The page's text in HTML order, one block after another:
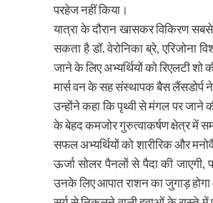
परहेज नहीं किया।
यात्रा के दौरान खासकर विकिरण
सकता है डॉ. वेरोनिका ब्रे, एरिजोना
जाने के लिए अभ्यर्थियों को रिएलटी
मार्स वन के सह संस्थापक बैस लैंसडोर्प
उन्होंने कहा कि पृथ्वी से मंगल पर जाने
के बेहद कमजोर गुरुत्वाकर्षण क्षेत्र में
सफल अभ्यर्थियों को शारीरिक और
ऊर्जा सोलर पैनलों से पैदा की जाएगी,
उनके लिए आपात राशन का जुगाड़